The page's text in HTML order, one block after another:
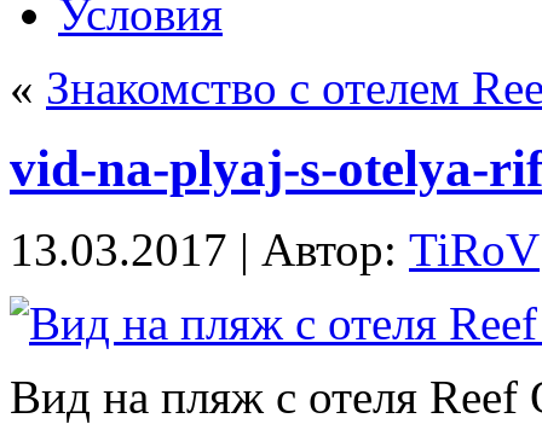
Условия
« Знакомство с отелем
vid-na-plyaj-s-otelya-
13.03.2017 | Автор: TiRoV
Вид на пляж с отеля Reef